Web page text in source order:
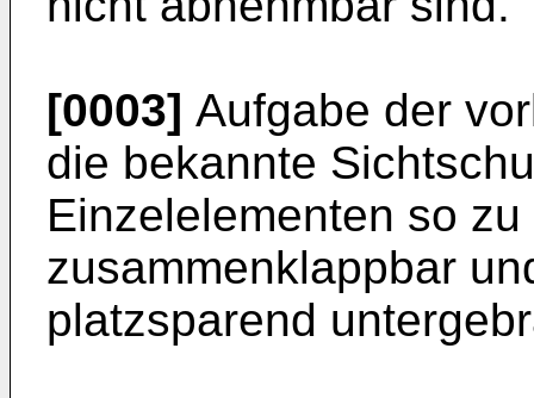
[0003] Aufgabe der
die bekannte
Einzelelementen so
zusammenklappbar
platzsparend